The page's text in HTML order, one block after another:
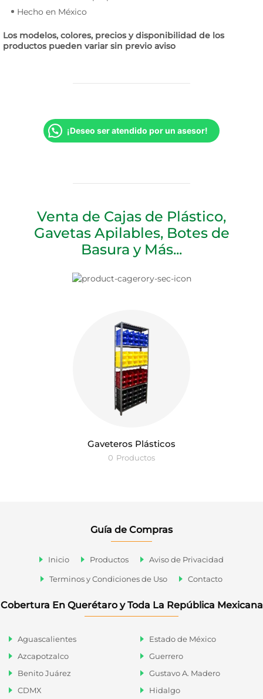
Hecho en México
Los modelos, colores, precios y disponibilidad de los
productos pueden variar sin previo aviso
¡Deseo ser atendido por un asesor!
Venta de Cajas de Plástico,
Gavetas Apilables, Botes de
Basura y Más...
Gaveteros Plásticos
0 Productos
Guía de Compras
Inicio Productos Aviso de Privacidad
Terminos y Condiciones de Uso Contacto
Cobertura En Querétaro y Toda La República Mexicana
Aguascalientes
Azcapotzalco
Benito Juárez
CDMX
Estado de México
Guerrero
Gustavo A. Madero
Hidalgo